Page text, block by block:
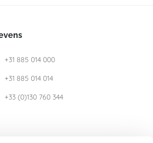
+31 885 014 000
+31 885 014 014
+33 (0)130 760 344